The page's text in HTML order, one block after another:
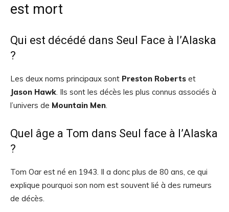
est mort
Qui est décédé dans Seul Face à l’Alaska
?
Les deux noms principaux sont Preston Roberts et
Jason Hawk. Ils sont les décès les plus connus associés à
l’univers de Mountain Men.
Quel âge a Tom dans Seul face à l’Alaska
?
Tom Oar est né en 1943. Il a donc plus de 80 ans, ce qui
explique pourquoi son nom est souvent lié à des rumeurs
de décès.